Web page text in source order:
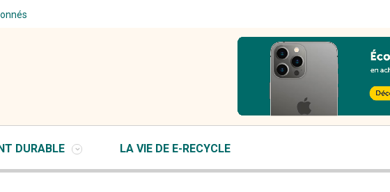
DURABLE LA VIE DE E-RECYCLE